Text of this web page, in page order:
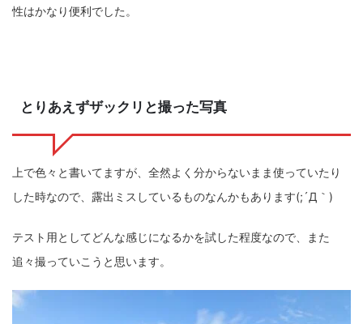
性はかなり便利でした。
とりあえずザックリと撮った写真
上で色々と書いてますが、全然よく分からないまま使っていたり
した時なので、露出ミスしているものなんかもあります(;´Д｀)
テスト用としてどんな感じになるかを試した程度なので、また
追々撮っていこうと思います。